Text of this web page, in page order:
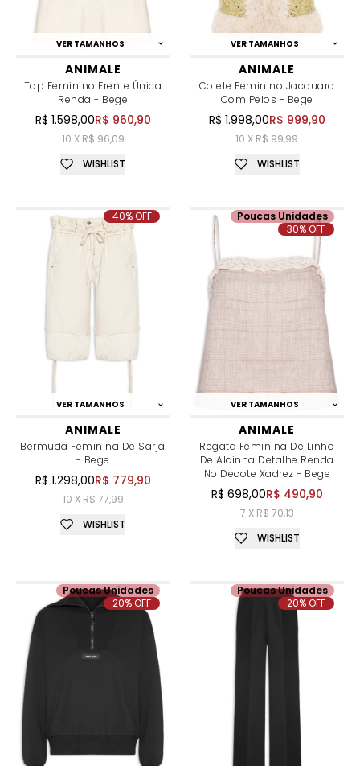
VER TAMANHOS
ANIMALE
Top Feminino Frente Única
Renda - Bege
R$ 1.598,00R$ 960,90
10 X R$ 96,09
WISHLIST
VER TAMANHOS
ANIMALE
Colete Feminino Jacquard
Com Pelos - Bege
R$ 1.998,00R$ 999,90
10 X R$ 99,99
WISHLIST
VER TAMANHOS
ANIMALE
Bermuda Feminina De Sarja
- Bege
R$ 1.298,00R$ 779,90
10 X R$ 77,99
40% OFF
WISHLIST
VER TAMANHOS
ANIMALE
Regata Feminina De Linho
De Alcinha Detalhe Renda
No Decote Xadrez - Bege
R$ 698,00R$ 490,90
7 X R$ 70,13
Poucas Unidades
30% OFF
WISHLIST
Poucas Unidades
20% OFF
Poucas Unidades
20% OFF